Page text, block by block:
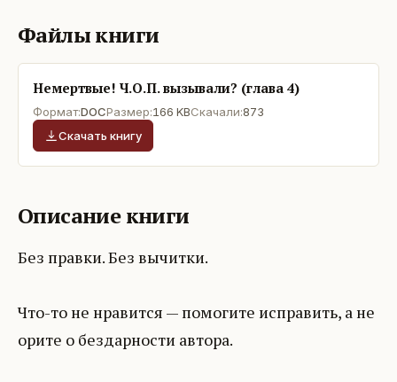
Файлы книги
Немертвые! Ч.О.П. вызывали? (глава 4)
Формат:DOCРазмер:166 KBСкачали:873
Скачать книгу
Описание книги
Без правки. Без вычитки.
Что-то не нравится — помогите исправить, а не
орите о бездарности автора.